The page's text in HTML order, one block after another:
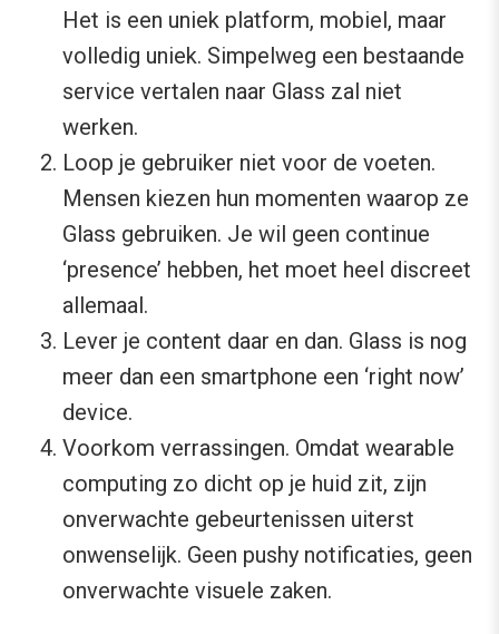
Het is een uniek platform, mobiel, maar
volledig uniek. Simpelweg een bestaande
service vertalen naar Glass zal niet
werken.
Loop je gebruiker niet voor de voeten.
Mensen kiezen hun momenten waarop ze
Glass gebruiken. Je wil geen continue
‘presence’ hebben, het moet heel discreet
allemaal.
Lever je content daar en dan. Glass is nog
meer dan een smartphone een ‘right now’
device.
Voorkom verrassingen. Omdat wearable
computing zo dicht op je huid zit, zijn
onverwachte gebeurtenissen uiterst
onwenselijk. Geen pushy notificaties, geen
onverwachte visuele zaken.